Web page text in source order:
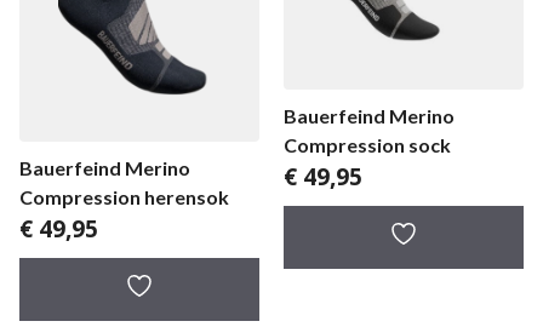
Bauerfeind Merino
Compression herensok
€ 49,95
Bauerfeind Merino
Compression sock
€ 49,95